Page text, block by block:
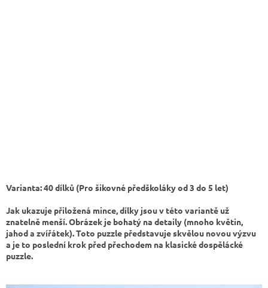
Varianta: 40 dílků (Pro šikovné předškoláky od 3 do 5 let)
Jak ukazuje přiložená mince, dílky jsou v této variantě už
znatelně menší. Obrázek je bohatý na detaily (mnoho květin,
jahod a zvířátek). Toto puzzle představuje skvělou novou výzvu
a je to poslední krok před přechodem na klasické dospělácké
puzzle.